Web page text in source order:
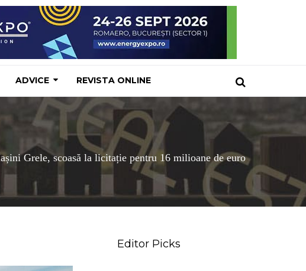
ADVICE REVISTA ONLINE
Grele, scoasă la licitație pentru 16 milioane de euro
Editor Picks